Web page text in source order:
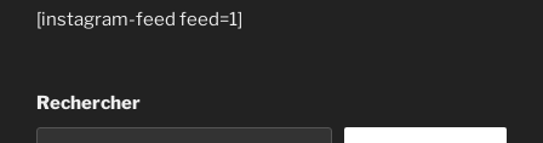
[instagram-feed feed=1]
Rechercher